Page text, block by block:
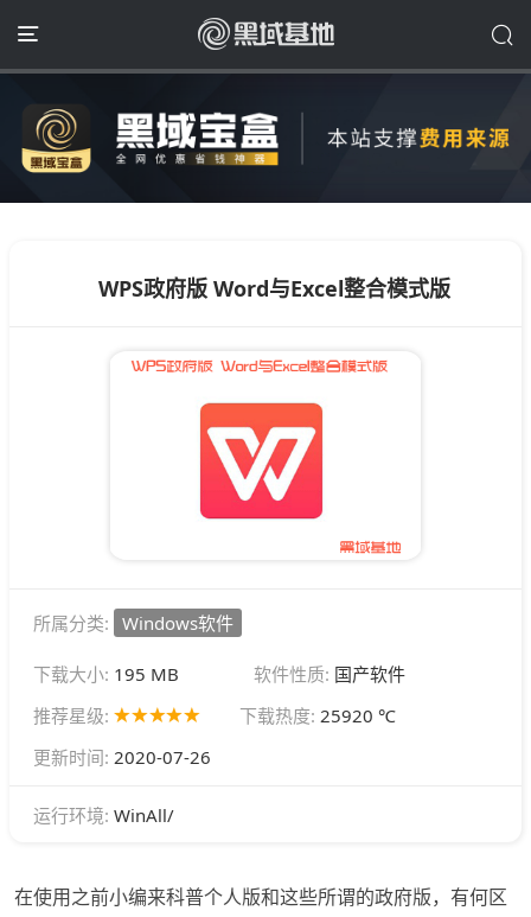
WPS政府版 Word与Excel整合模式版
所属分类: Windows软件
下载大小: 195 MB 软件性质: 国产软件
推荐星级:
下载热度: 25920 ℃
更新时间: 2020-07-26
运行环境: WinAll/
在使用之前小编来科普个人版和这些所谓的政府版，有何区